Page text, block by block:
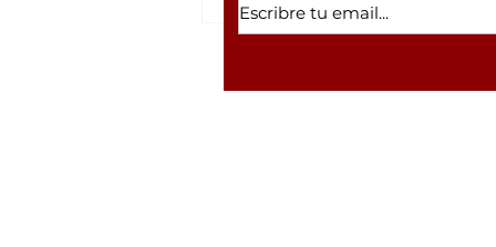
Desmantelan refugio
canino en Tulipanes
arrastraba la sombra de